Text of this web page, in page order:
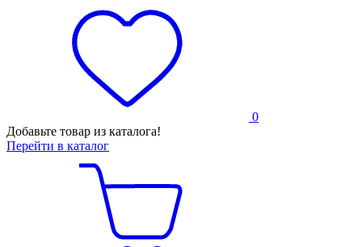
0
Добавьте товар из каталога!
Перейти в каталог